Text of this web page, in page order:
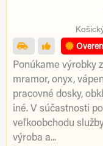
Ponúkame výrobky
mramor, onyx,
pracovné dosky,
iné. V súčastnosti
veľkoobchodu
výroba a...